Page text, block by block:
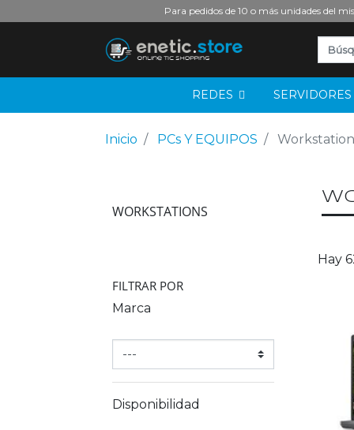
Para pedidos de 10 o más unidades del
REDES
Inicio PCs Y EQUIPOS
WORKSTATIONS
FILTRAR POR
Marca
Disponibilidad
Hay